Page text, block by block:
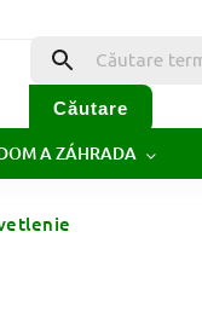
Căutare
A ZÁHRADA